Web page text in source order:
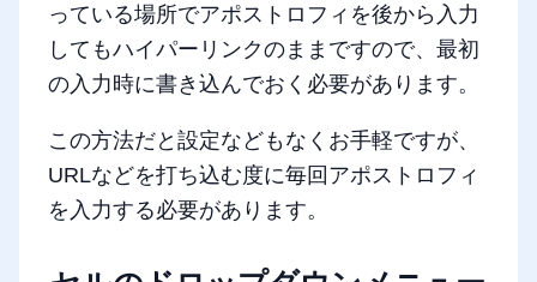
っている場所でアポストロフィを後から入力
してもハイパーリンクのままですので、最初
の入力時に書き込んでおく必要があります。
この方法だと設定などもなくお手軽ですが、
URLなどを打ち込む度に毎回アポストロフィ
を入力する必要があります。